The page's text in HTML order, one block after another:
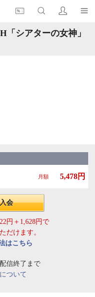
「シアターの女神」
月額 5,478円
会
円＋1,628円で
だけます。
はこちら
信終了まで
ついて